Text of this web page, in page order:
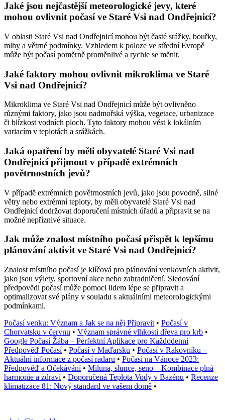
Jaké jsou nejčastější meteorologické jevy, které
mohou ovlivnit počasí ve Staré Vsi nad Ondřejnicí?
V oblasti Staré Vsi nad Ondřejnicí mohou být časté srážky, bouřky,
mlhy a větrné podmínky. Vzhledem k poloze ve střední Evropě
může být počasí poměrně proměnlivé a rychle se měnit.
Jaké faktory mohou ovlivnit mikroklima ve Staré
Vsi nad Ondřejnicí?
Mikroklima ve Staré Vsi nad Ondřejnicí může být ovlivněno
různými faktory, jako jsou nadmořská výška, vegetace, urbanizace
či blízkost vodních ploch. Tyto faktory mohou vést k lokálním
variacím v teplotách a srážkách.
Jaká opatření by měli obyvatelé Staré Vsi nad
Ondřejnicí přijmout v případě extrémních
povětrnostních jevů?
V případě extrémních povětrnostních jevů, jako jsou povodně, silné
větry nebo extrémní teploty, by měli obyvatelé Staré Vsi nad
Ondřejnicí dodržovat doporučení místních úřadů a připravit se na
možné nepříznivé situace.
Jak může znalost místního počasí přispět k lepšímu
plánování aktivit ve Staré Vsi nad Ondřejnicí?
Znalost místního počasí je klíčová pro plánování venkovních aktivit,
jako jsou výlety, sportovní akce nebo zahradničení. Sledování
předpovědi počasí může pomoci lidem lépe se připravit a
optimalizovat své plány v souladu s aktuálními meteorologickými
podmínkami.
Počasí venku: Význam a Jak se na něj Připravit • Počasí v
Chorvatsku v červnu • Význam správné vlhkosti dřeva pro krb •
Google Počasí Žába – Perfektní Aplikace pro Každodenní
Předpověď Počasí• Počasí v Maďarsku • Počasí v Rakovníku –
Aktuální informace z počasí radaru • Počasí na Vánoce 2023:
Předpověď a Očekávání• Miluna, slunce, seno – Kombinace plná
harmonie a zdraví• Doporučená Teplota Vody v Bazénu • Recenze
klimatizace 81: Nový standard ve vašem domě •